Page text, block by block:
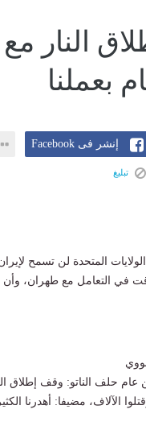
النار مع
بعملنا
إنشر فى Facebook
تبليغ
المتحدة لن تسمح
في التعامل مع طهران، وأن
حلف الناتو: وقف إطلاق
الآلاف، مضيفا: أهدرنا